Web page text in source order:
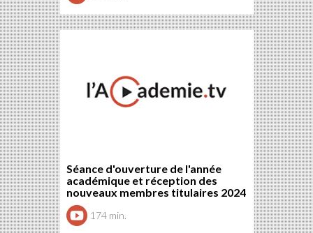
Séance d'ouverture de l'année
académique et réception des
nouveaux membres titulaires 2024
174 min.